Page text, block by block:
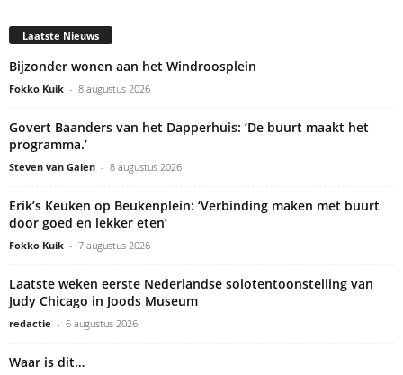
Laatste Nieuws
Bijzonder wonen aan het Windroosplein
Fokko Kuik - 8 augustus 2026
Govert Baanders van het Dapperhuis: ‘De buurt maakt het
programma.’
Steven van Galen - 8 augustus 2026
Erik’s Keuken op Beukenplein: ‘Verbinding maken met buurt
door goed en lekker eten’
Fokko Kuik - 7 augustus 2026
Laatste weken eerste Nederlandse solotentoonstelling van
Judy Chicago in Joods Museum
redactie - 6 augustus 2026
Waar is dit…